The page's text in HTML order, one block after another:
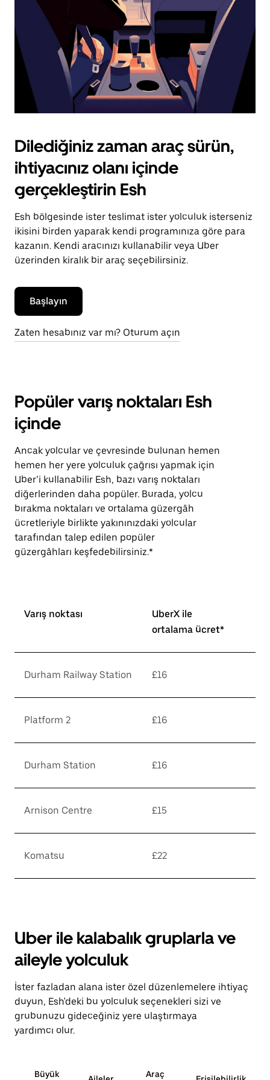
Dilediğiniz zaman araç sürün,
ihtiyacınız olanı içinde
gerçekleştirin Esh
Esh bölgesinde ister teslimat ister yolculuk isterseniz
ikisini birden yaparak kendi programınıza göre para
kazanın. Kendi aracınızı kullanabilir veya Uber
üzerinden kiralık bir araç seçebilirsiniz.
Başlayın
Zaten hesabınız var mı? Oturum açın
Popüler varış noktaları Esh
içinde
Ancak yolcular ve çevresinde bulunan hemen
hemen her yere yolculuk çağrısı yapmak için
Uber’i kullanabilir Esh, bazı varış noktaları
diğerlerinden daha popüler. Burada, yolcu
bırakma noktaları ve ortalama güzergâh
ücretleriyle birlikte yakınınızdaki yolcular
tarafından talep edilen popüler
güzergâhları keşfedebilirsiniz.*
Varış noktası
UberX ile
ortalama ücret*
Durham Railway Station £16
Platform 2 £16
Durham Station £16
Arnison Centre £15
Komatsu £22
Uber ile kalabalık gruplarla ve
aileyle yolculuk
İster fazladan alana ister özel düzenlemelere ihtiyaç
duyun, Esh'deki bu yolculuk seçenekleri sizi ve
grubunuzu gideceğiniz yere ulaştırmaya
yardımcı olur.
Büyük
Araç